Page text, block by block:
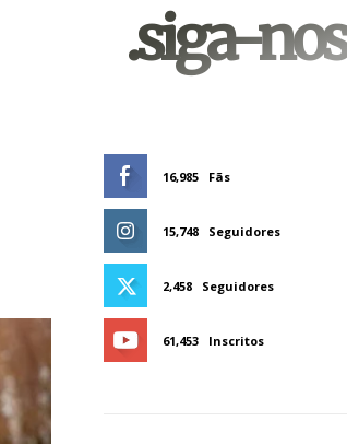
.siga-nos
16,985 Fãs
15,748 Seguidores
2,458 Seguidores
61,453 Inscritos